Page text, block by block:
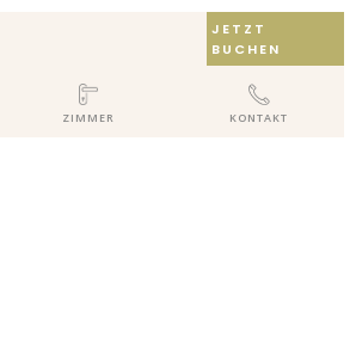
JETZT
BUCHEN
ZIMMER KONTAKT